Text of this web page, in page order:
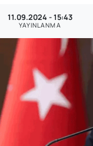
11.09.2024 - 15:43
YAYINLANMA